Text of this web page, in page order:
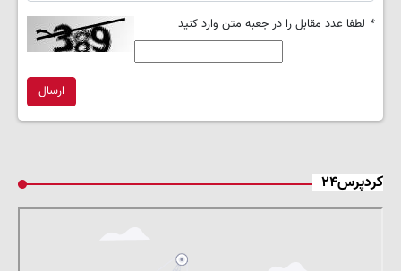
* لطفا عدد مقابل را در جعبه متن وارد کنید
ارسال
کردپرس۲۴